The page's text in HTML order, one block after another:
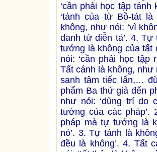
‘cần phải học tập
‘tánh của từ Bồ-tát
không, như nói: ‘vì
danh từ diễn tả’. 4.
tướng là không của tất
nói: ‘cần phải học tập
Tất cánh là không, như
sanh tâm tiếc lẩn,…
phẩm Ba thứ giả đến
như nói: ‘dùng trí do
tướng của các pháp’.
pháp mà tự tướng là
nó’. 3. Tự tánh là
đều là không’. 4. Tất